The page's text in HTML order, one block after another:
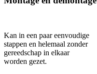
Kan in een paar eenvoudige
stappen en helemaal zonder
gereedschap in elkaar
worden gezet.